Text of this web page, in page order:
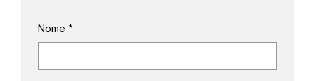
Nome *